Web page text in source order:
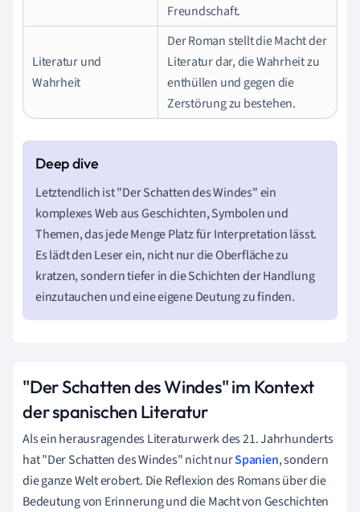
Freundschaft.
Literatur und
Wahrheit
Der Roman stellt die Macht der
Literatur dar, die Wahrheit zu
enthüllen und gegen die
Zerstörung zu bestehen.
Letztendlich ist "Der Schatten des Windes" ein
komplexes Web aus Geschichten, Symbolen und
Themen, das jede Menge Platz für Interpretation lässt.
Es lädt den Leser ein, nicht nur die Oberfläche zu
kratzen, sondern tiefer in die Schichten der Handlung
einzutauchen und eine eigene Deutung zu finden.
"Der Schatten des Windes" im Kontext
der spanischen Literatur
Als ein herausragendes Literaturwerk des 21. Jahrhunderts
hat "Der Schatten des Windes" nicht nurSpanien, sondern
die ganze Welt erobert. Die Reflexion des Romans über die
Bedeutung von Erinnerung und die Macht von Geschichten